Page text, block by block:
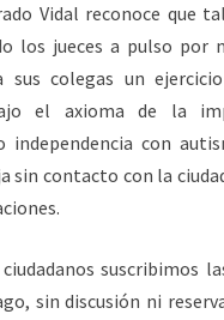
Vidal reconoce que
los jueces a pulso por
sus colegas un
el axioma de la
independencia con
sin contacto con la
suscribimos
sin discusión ni